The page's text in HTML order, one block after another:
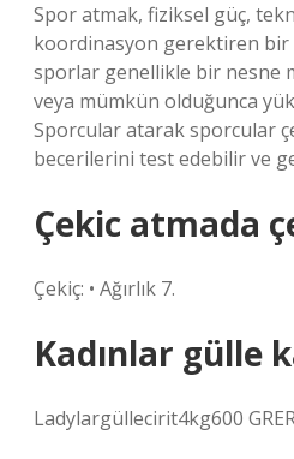
Spor atmak, fiziksel güç,
koordinasyon gerektiren bir
sporlar genellikle bir nesne
veya mümkün olduğunca
Sporcular atarak sporcular
becerilerini test edebilir ve
Çekic atmada
Çekiç: • Ağırlık 7.
Kadınlar gülle
Ladylargüllecirit4kg600